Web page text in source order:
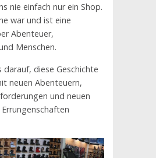
nie einfach nur ein Shop.
war und ist eine
Abenteuer,
Menschen.
darauf, diese Geschichte
neuen Abenteuern,
und neuen